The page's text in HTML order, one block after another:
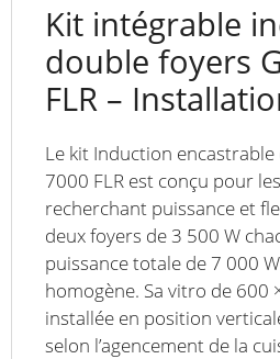
Kit intégrable
double foyers
FLR –
Le kit Induction
7000 FLR est conçu pour
recherchant puissance et
deux foyers de 3 500 W
puissance totale de 7 000
homogène. Sa vitro de
installée en position
selon l’agencement de la